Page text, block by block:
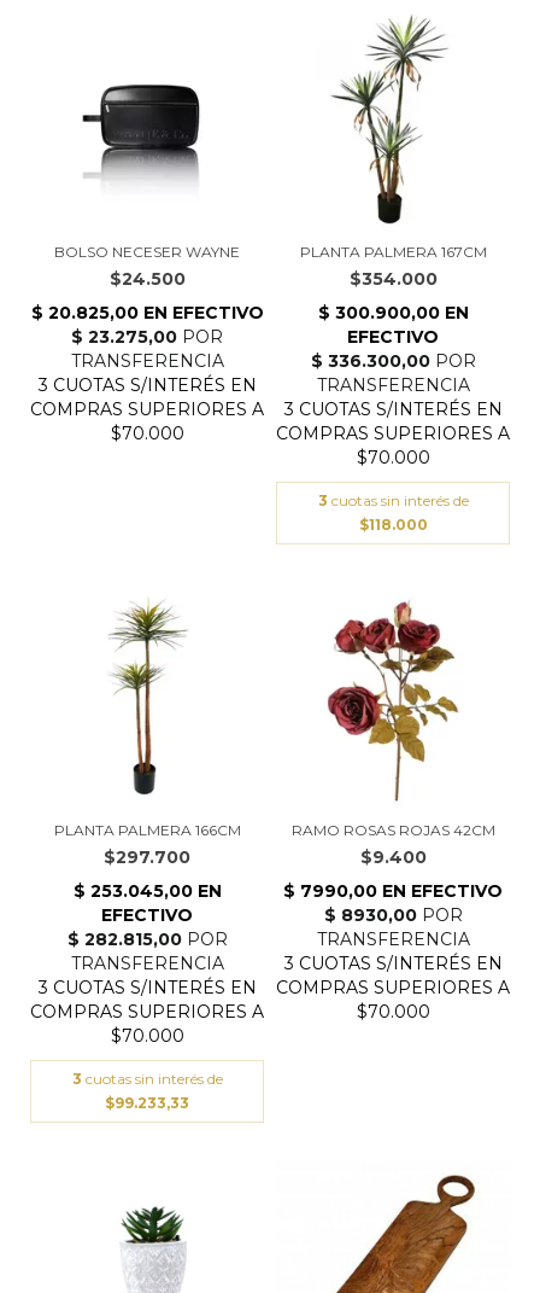
BOLSO NECESER WAYNE
$24.500
PLANTA PALMERA 167CM
$354.000
3 cuotas sin interés de
$118.000
PLANTA PALMERA 166CM
$297.700
3 cuotas sin interés de
$99.233,33
RAMO ROSAS ROJAS 42CM
$9.400